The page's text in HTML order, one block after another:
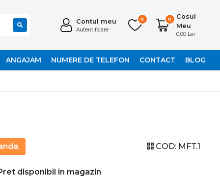
Contul meu
Autentificare
0 0
Cosul
Meu
0,00 Lei
ANGAJAM NUMERE DE TELEFON CONTACT BLOG
COD: MFT.1
disponibil in magazin